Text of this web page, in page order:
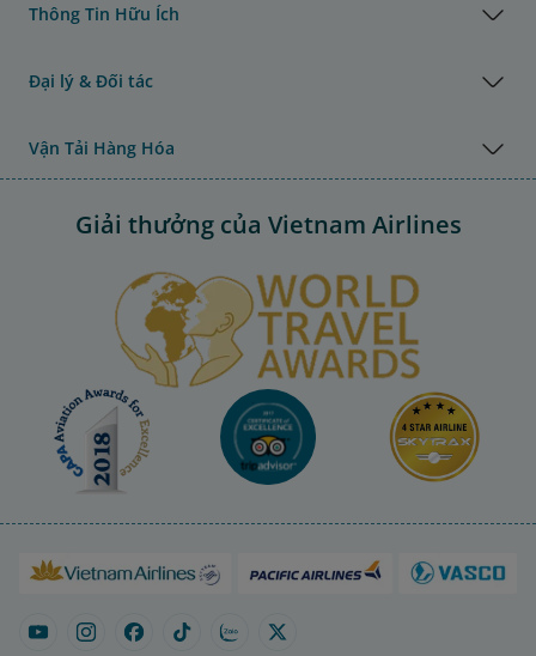
Thông Tin Hữu Ích
Đại lý & Đối tác
Vận Tải Hàng Hóa
Giải thưởng của Vietnam Airlines